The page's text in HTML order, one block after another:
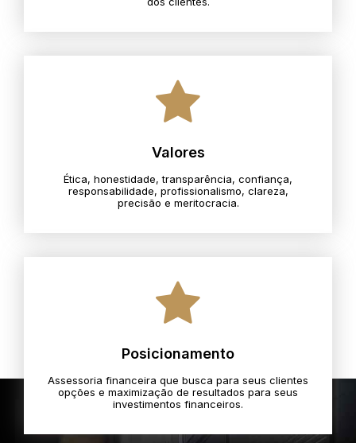
Valores
Ética, honestidade, transparência, confiança,
responsabilidade, profissionalismo, clareza,
precisão e meritocracia.​
Posicionamento
Assessoria financeira que busca para seus clientes
opções e maximização de resultados para seus
investimentos financeiros.